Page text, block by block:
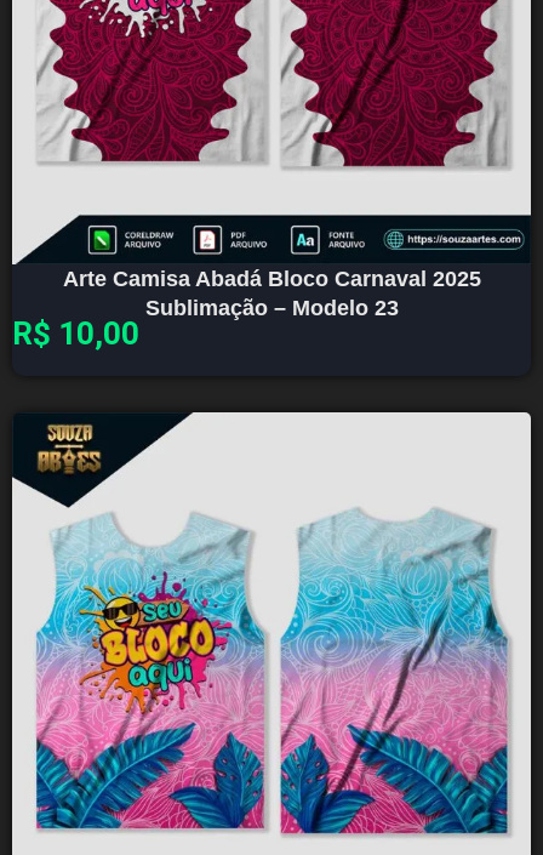
Arte Camisa Abadá Bloco Carnaval 2025
Sublimação – Modelo 23
R$ 10,00